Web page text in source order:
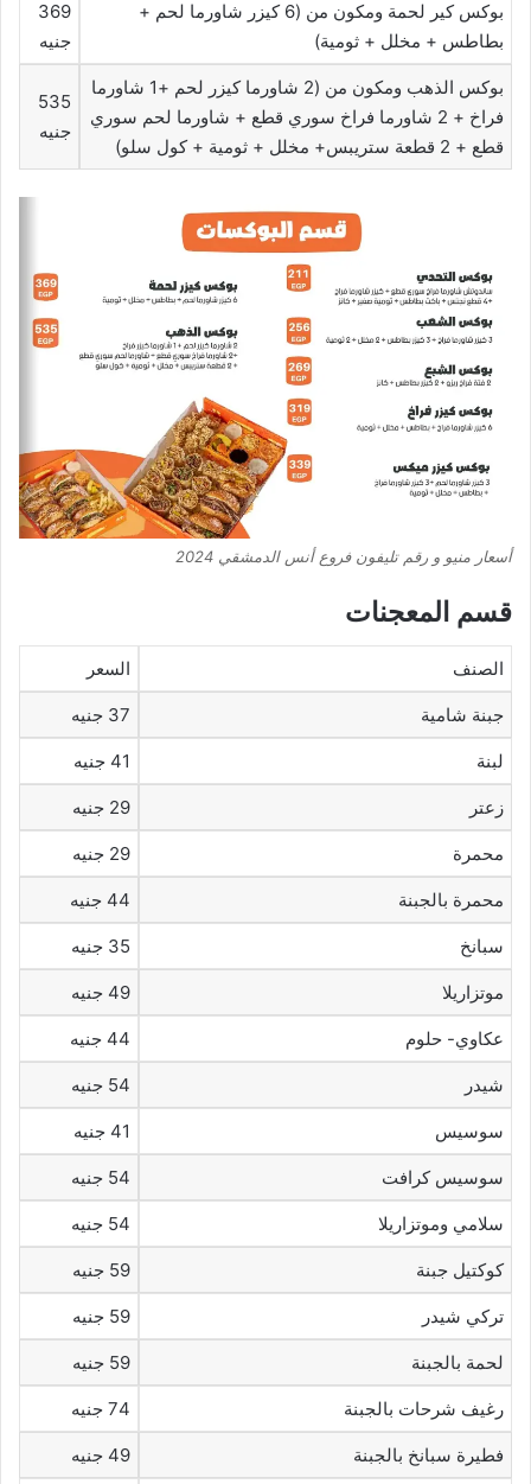
بوكس كير لحمة ومكون من (6 كيزر شاورما لحم +
بطاطس + مخلل + ثومية)
369
جنيه
بوكس الذهب ومكون من (2 شاورما كيزر لحم +1 شاورما
فراخ + 2 شاورما فراخ سوري قطع + شاورما لحم سوري
قطع + 2 قطعة ستريبس+ مخلل + ثومية + كول سلو)
535
جنيه
أسعار منيو و رقم تليفون فروع أنس الدمشقي 2024
قسم المعجنات
الصنف السعر
جبنة شامية 37 جنيه
لبنة 41 جنيه
زعتر 29 جنيه
محمرة 29 جنيه
محمرة بالجبنة 44 جنيه
سبانخ 35 جنيه
موتزاريلا 49 جنيه
عكاوي- حلوم 44 جنيه
شيدر 54 جنيه
سوسيس 41 جنيه
سوسيس كرافت 54 جنيه
سلامي وموتزاريلا 54 جنيه
كوكتيل جبنة 59 جنيه
تركي شيدر 59 جنيه
لحمة بالجبنة 59 جنيه
رغيف شرحات بالجبنة 74 جنيه
فطيرة سبانخ بالجبنة 49 جنيه